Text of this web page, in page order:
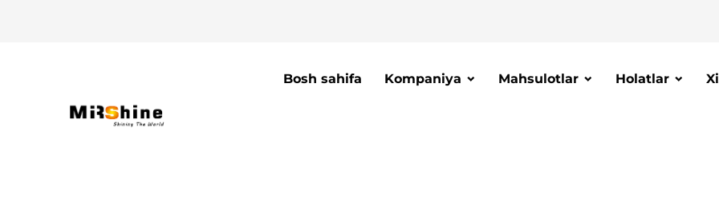
Bosh sahifa Kompaniya Mahsulotlar Holatlar